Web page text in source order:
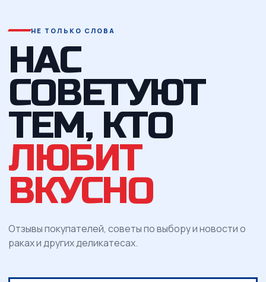
НЕ ТОЛЬКО СЛОВА
НАС
СОВЕТУЮТ
ТЕМ, КТО
ЛЮБИТ
ВКУСНО
Отзывы покупателей, советы по выбору и новости о
раках и других деликатесах.